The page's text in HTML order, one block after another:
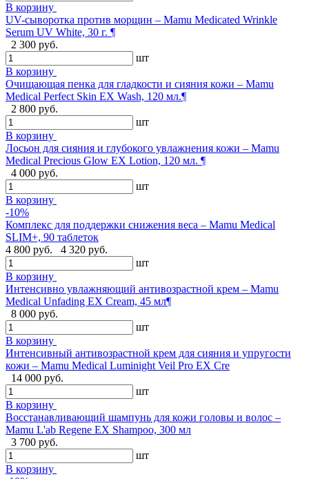
В корзину
UV-сыворотка против морщин – Mamu Medicated Wrinkle
Serum UV White, 30 г. ¶
2 300 руб.
шт
В корзину
Очищающая пенка для гладкости и сияния кожи – Mamu
Medical Perfect Skin EX Wash, 120 мл.¶
2 800 руб.
шт
В корзину
Лосьон для сияния и глубокого увлажнения кожи – Mamu
Medical Precious Glow EX Lotion, 120 мл. ¶
4 000 руб.
шт
В корзину
-10%
Комплекс для поддержки снижения веса – Mamu Medical
SLIM+, 90 таблеток
4 800 руб.
4 320 руб.
шт
В корзину
Интенсивно увлажняющий антивозрастной крем – Mamu
Medical Unfading EX Cream, 45 мл¶
8 000 руб.
шт
В корзину
Интенсивный антивозрастной крем для сияния и упругости
кожи – Mamu Medical Luminight Veil Pro EX Cre
14 000 руб.
шт
В корзину
Восстанавливающий шампунь для кожи головы и волос –
Mamu L'ab Regene EX Shampoo, 300 мл
3 700 руб.
шт
В корзину